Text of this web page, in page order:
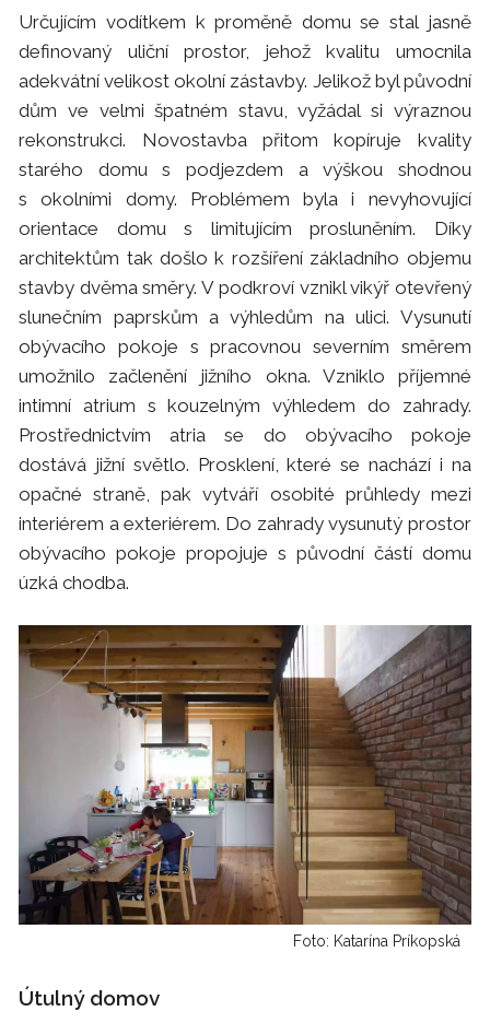
Určujícím vodítkem k proměně domu se stal jasně
definovaný uliční prostor, jehož kvalitu umocnila
adekvátní velikost okolní zástavby. Jelikož byl původní
dům ve velmi špatném stavu, vyžádal si výraznou
rekonstrukci. Novostavba přitom kopíruje kvality
starého domu s podjezdem a výškou shodnou
s okolními domy. Problémem byla i nevyhovující
orientace domu s limitujícím prosluněním. Díky
architektům tak došlo k rozšíření základního objemu
stavby dvěma směry. V podkroví vznikl vikýř otevřený
slunečním paprskům a výhledům na ulici. Vysunutí
obývacího pokoje s pracovnou severním směrem
umožnilo začlenění jižního okna. Vzniklo příjemné
intimní atrium s kouzelným výhledem do zahrady.
Prostřednictvím atria se do obývacího pokoje
dostává jižní světlo. Prosklení, které se nachází i na
opačné straně, pak vytváří osobité průhledy mezi
interiérem a exteriérem. Do zahrady vysunutý prostor
obývacího pokoje propojuje s původní částí domu
úzká chodba.
Foto: Katarína Príkopská
Útulný domov